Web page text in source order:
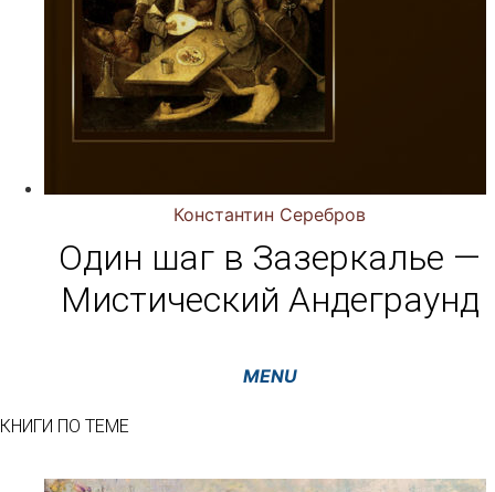
Константин Серебров
Один шаг в Зазеркалье —
Мистический Андеграунд
КНИГИ ПО ТЕМЕ